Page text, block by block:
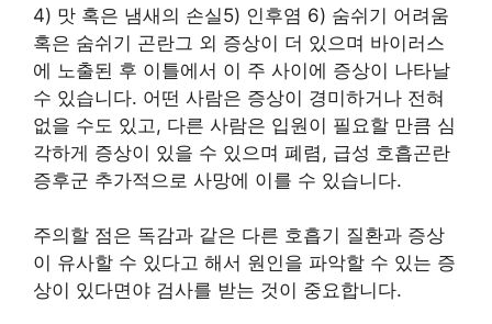
4) 맛 혹은 냄새의 손실5) 인후염 6) 숨쉬기 어려움
혹은 숨쉬기 곤란그 외 증상이 더 있으며 바이러스
에 노출된 후 이틀에서 이 주 사이에 증상이 나타날
수 있습니다. 어떤 사람은 증상이 경미하거나 전혀
없을 수도 있고, 다른 사람은 입원이 필요할 만큼 심
각하게 증상이 있을 수 있으며 폐렴, 급성 호흡곤란
증후군 추가적으로 사망에 이를 수 있습니다.
주의할 점은 독감과 같은 다른 호흡기 질환과 증상
이 유사할 수 있다고 해서 원인을 파악할 수 있는 증
상이 있다면야 검사를 받는 것이 중요합니다.